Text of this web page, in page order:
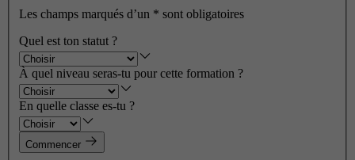
Les champs marqués d’un * sont obligatoires
Quel est ton statut ?
À quel niveau seras-tu pour cette formation ?
En quelle classe es-tu ?
Commencer